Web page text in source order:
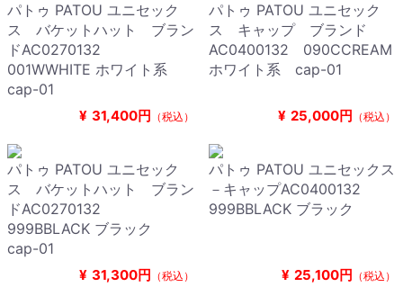
パトゥ PATOU ユニセック
ス バケットハット ブラン
ドAC0270132
001WWHITE ホワイト系
cap-01
¥ 31,400円 （税込）
パトゥ PATOU ユニセック
ス キャップ ブランド
AC0400132 090CCREAM
ホワイト系 cap-01
¥ 25,000円 （税込）
パトゥ PATOU ユニセック
ス バケットハット ブラン
ドAC0270132
999BBLACK ブラック
cap-01
¥ 31,300円 （税込）
パトゥ PATOU ユニセックス
－キャップAC0400132
999BBLACK ブラック
¥ 25,100円 （税込）